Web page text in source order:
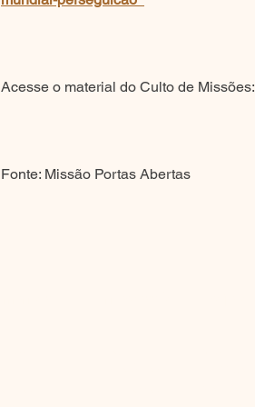
Acesse o material do Culto de Missões:
Fonte: Missão Portas Abertas